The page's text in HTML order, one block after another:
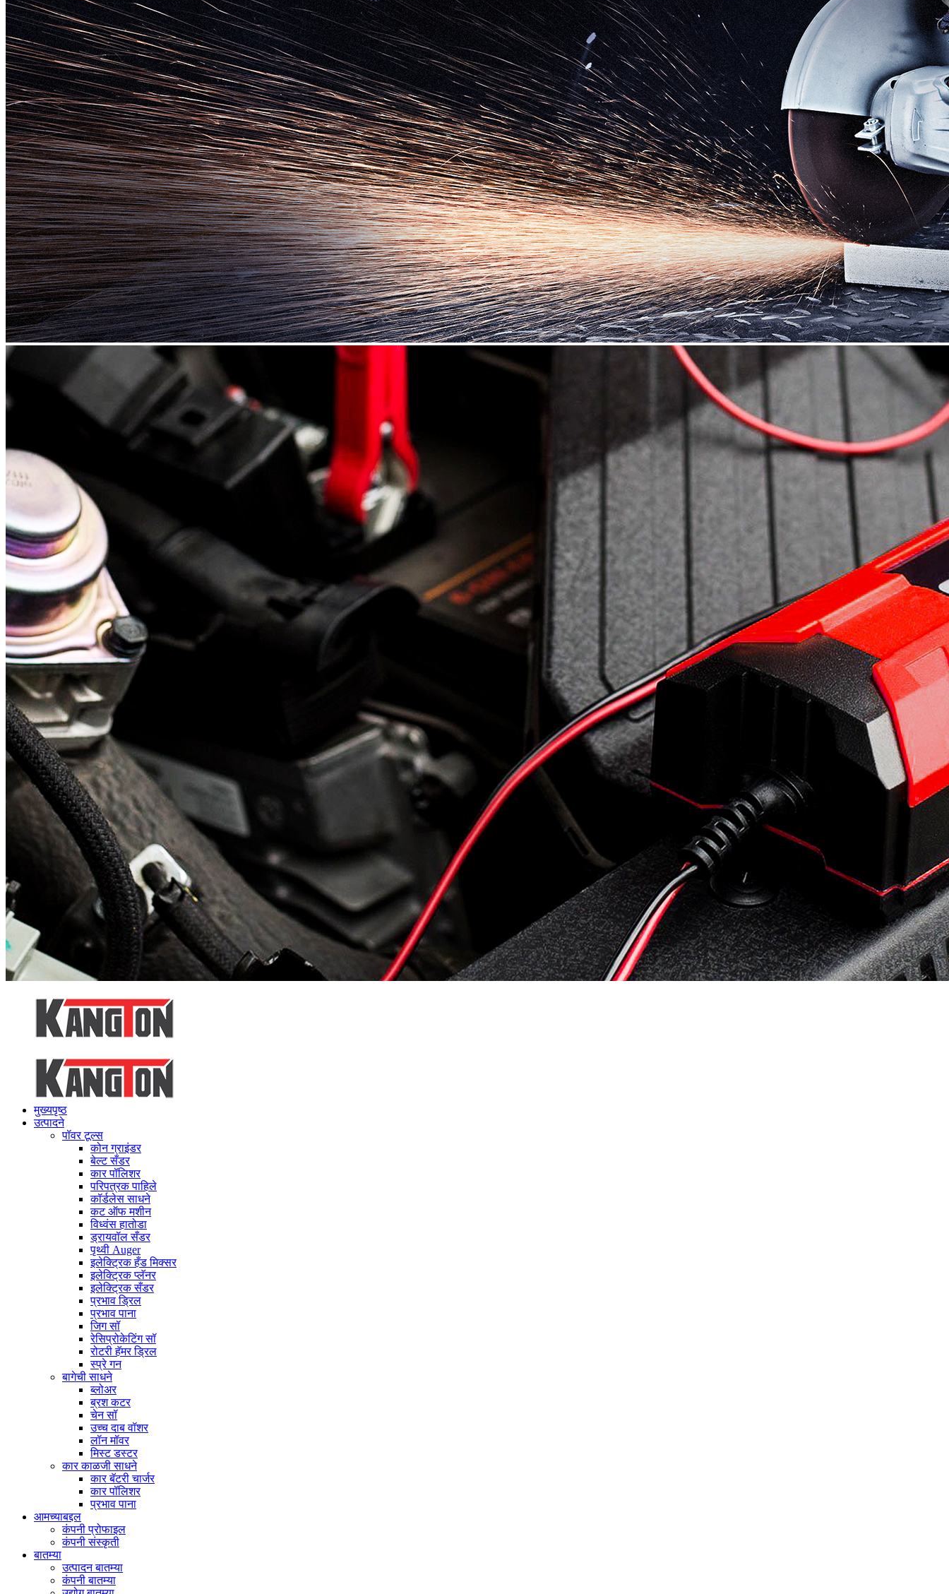
मुख्यपृष्ठ
उत्पादने
पॉवर टूल्स
कोन ग्राइंडर
बेल्ट सँडर
कार पॉलिशर
परिपत्रक पाहिले
कॉर्डलेस साधने
कट ऑफ मशीन
विध्वंस हातोडा
ड्रायवॉल सँडर
पृथ्वी Auger
इलेक्ट्रिक हँड मिक्सर
इलेक्ट्रिक प्लॅनर
इलेक्ट्रिक सँडर
प्रभाव ड्रिल
प्रभाव पाना
जिग सॉ
रेसिप्रोकेटिंग सॉ
रोटरी हॅमर ड्रिल
स्प्रे गन
बागेची साधने
ब्लोअर
ब्रश कटर
चेन सॉ
उच्च दाब वॉशर
लॉन मॉवर
मिस्ट डस्टर
कार काळजी साधने
कार बॅटरी चार्जर
कार पॉलिशर
प्रभाव पाना
आमच्याबद्दल
कंपनी प्रोफाइल
कंपनी संस्कृती
बातम्या
उत्पादन बातम्या
कंपनी बातम्या